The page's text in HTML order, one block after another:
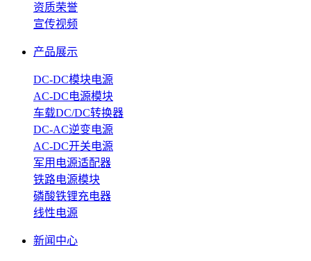
资质荣誉
宣传视频
产品展示
DC-DC模块电源
AC-DC电源模块
车载DC/DC转换器
DC-AC逆变电源
AC-DC开关电源
军用电源适配器
铁路电源模块
磷酸铁锂充电器
线性电源
新闻中心